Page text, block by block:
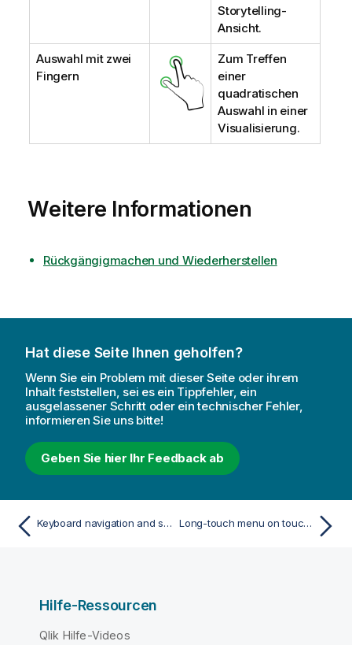
Storytelling-
Ansicht.
Auswahl mit zwei
Fingern
Zum Treffen
einer
quadratischen
Auswahl in einer
Visualisierung.
Weitere Informationen
Rückgängigmachen und Wiederherstellen
Hat diese Seite Ihnen geholfen?
Wenn Sie ein Problem mit dieser Seite oder ihrem
Inhalt feststellen, sei es ein Tippfehler, ein
ausgelassener Schritt oder ein technischer Fehler,
informieren Sie uns bitte!
Geben Sie hier Ihr Feedback ab
Keyboard navigation and shortcuts Long-touch menu on touch devices
Hilfe-Ressourcen
Qlik Hilfe-Videos